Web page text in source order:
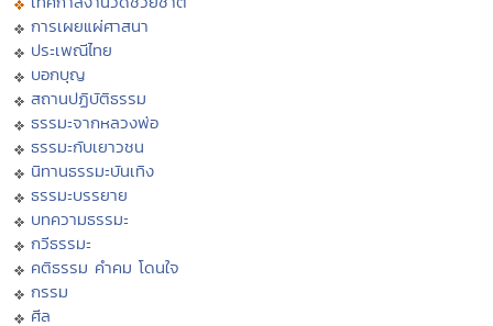
การเผยแผ่ศาสนา
ประเพณีไทย
บอกบุญ
สถานปฏิบัติธรรม
ธรรมะจากหลวงพ่อ
ธรรมะกับเยาวชน
นิทานธรรมะบันเทิง
ธรรมะบรรยาย
บทความธรรมะ
กวีธรรมะ
คติธรรม คำคม โดนใจ
กรรม
ศีล